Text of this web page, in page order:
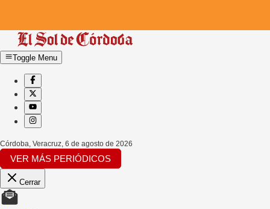
Toggle Menu
Córdoba, Veracruz 6 de agosto de 2026
VER MÁS PERIÓDICOS
Cerrar